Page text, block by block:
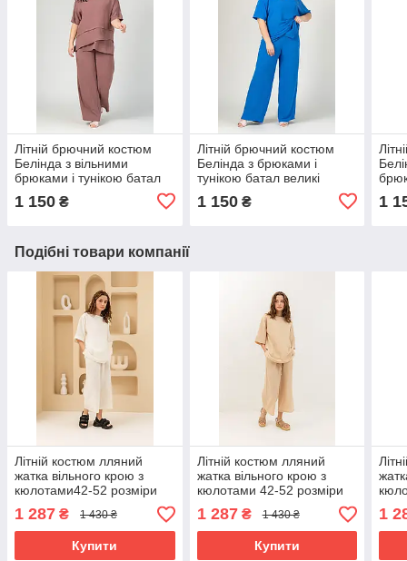
Літній брючний костюм
Белінда з вільними
брюками і тунікою батал
великі розміри 56-58 різні
кольори
1 150 ₴
Літній брючний костюм
Белінда з брюками і
тунікою батал великі
кольори
1 150₴ 1
Подібні товари компанії
Літній костюм лляний
жатка вільного крою з
кюлотами42-52 розміри
різні кольори
1 287 ₴ 1 430 ₴
Купити
Літній костюм лляний
жатка вільного крою з
кюлотами 42-52 розміри
різні кольори
1 287₴ 1 430 ₴
Купити
1